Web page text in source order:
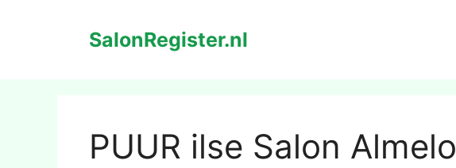
SalonRegister.nl
PUUR ilse Salon Almelo